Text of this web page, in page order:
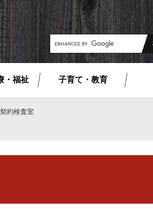
G
o
o
検
・福祉 子育て・教育
契約検査室